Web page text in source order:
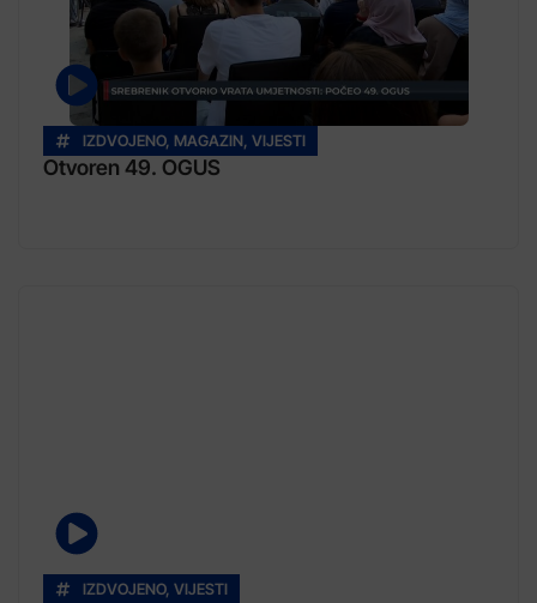
IZDVOJENO, MAGAZIN VIJESTI
Otvoren 49. OGUS
IZDVOJENO, VIJESTI